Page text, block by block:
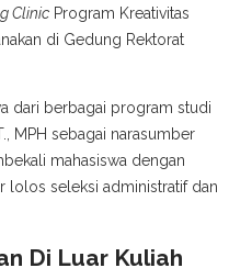
Clinic Program Kreativitas
di Gedung Rektorat
dari berbagai program studi
MPH sebagai narasumber
mahasiswa dengan
lolos seleksi administratif dan
Di Luar Kuliah